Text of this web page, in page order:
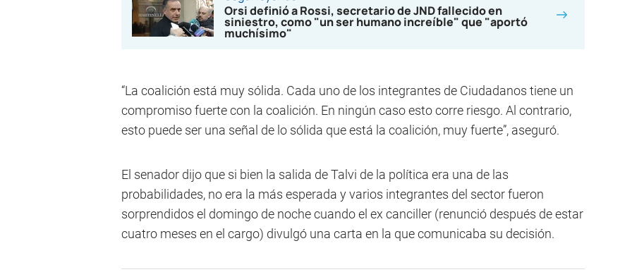
Orsi definió a Rossi, secretario de JND fallecido en
siniestro, como "un ser humano increíble" que "aportó
muchísimo"
“La coalición está muy sólida. Cada uno de los integrantes de Ciudadanos tiene un
compromiso fuerte con la coalición. En ningún caso esto corre riesgo. Al contrario,
esto puede ser una señal de lo sólida que está la coalición, muy fuerte”, aseguró.
El senador dijo que si bien la salida de Talvi de la política era una de las
probabilidades, no era la más esperada y varios integrantes del sector fueron
sorprendidos el domingo de noche cuando el ex canciller (renunció después de estar
cuatro meses en el cargo) divulgó una carta en la que comunicaba su decisión.